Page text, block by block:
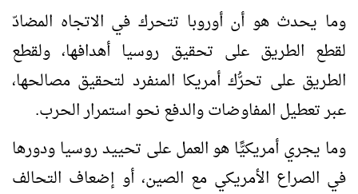
وما يحدث هو أن أوروبا تتحرك في الاتجاه المضادّ
لقطع الطريق على تحقيق روسيا أهدافها، ولقطع
الطريق على تحرُّك أمريكا المنفرد لتحقيق مصالحها،
عبر تعطيل المفاوضات والدفع نحو استمرار الحرب.
وما يجري أمريكيًّا هو العمل على تحييد روسيا ودورها
في الصراع الأمريكي مع الصين، أو إضعاف التحالف